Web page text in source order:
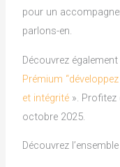
pour un
parlons-en.
Découvrez
Prémium
et intégrité ». Profitez
octobre 2025.
Découvrez